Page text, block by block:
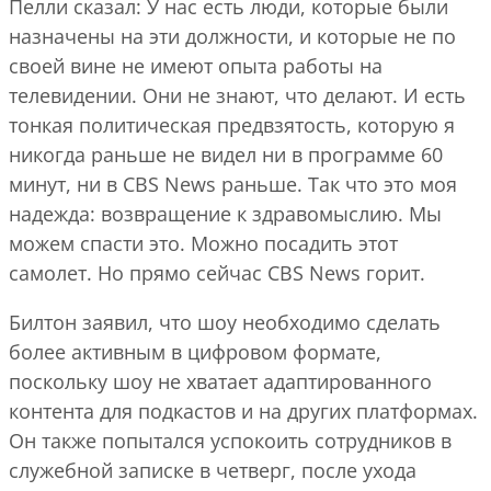
Пелли сказал: У нас есть люди, которые были
назначены на эти должности, и которые не по
своей вине не имеют опыта работы на
телевидении. Они не знают, что делают. И есть
тонкая политическая предвзятость, которую я
никогда раньше не видел ни в программе 60
минут, ни в CBS News раньше. Так что это моя
надежда: возвращение к здравомыслию. Мы
можем спасти это. Можно посадить этот
самолет. Но прямо сейчас CBS News горит.
Билтон заявил, что шоу необходимо сделать
более активным в цифровом формате,
поскольку шоу не хватает адаптированного
контента для подкастов и на других платформах.
Он также попытался успокоить сотрудников в
служебной записке в четверг, после ухода